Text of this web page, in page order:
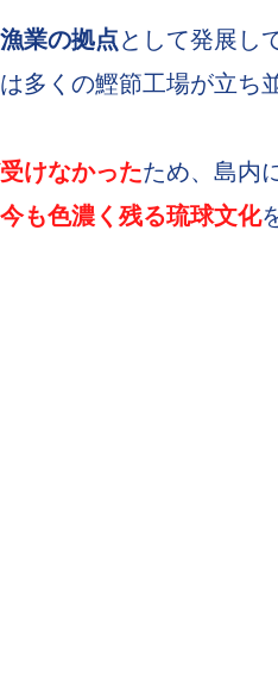
漁業の拠点として発展し
多くの鰹節工場が立ち
けなかったため、島内
今も色濃く残る琉球文化